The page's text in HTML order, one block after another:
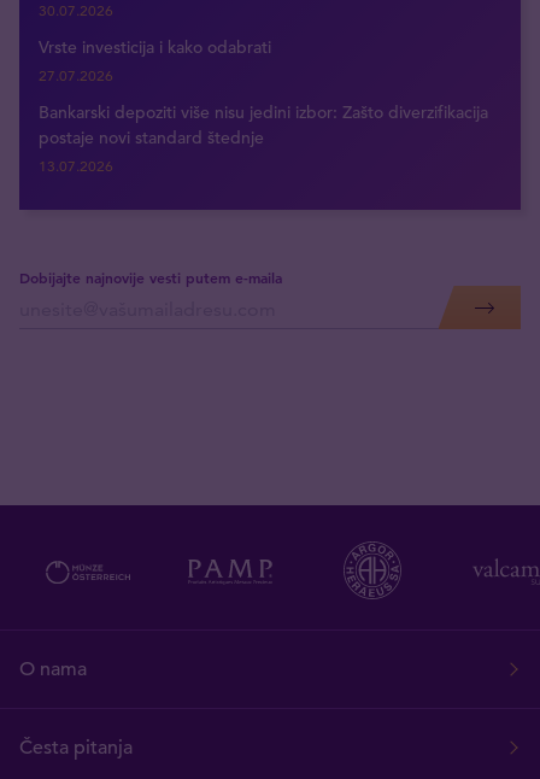
30.07.2026
Vrste investicija i kako odabrati
27.07.2026
Bankarski depoziti više nisu jedini izbor: Zašto diverzifikacija
postaje novi standard štednje
13.07.2026
Dobijajte najnovije vesti putem e-maila
O nama
Česta pitanja